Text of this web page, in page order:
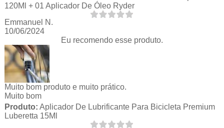
120Ml + 01 Aplicador De Óleo Ryder
Emmanuel N.
10/06/2024
Eu recomendo esse produto.
Muito bom produto e muito prático.
Muito bom
Produto: Aplicador De Lubrificante Para Bicicleta Premium
Luberetta 15Ml